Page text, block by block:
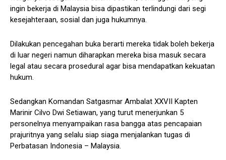
ingin bekerja di Malaysia bisa dipastikan terlindungi dari segi
kesejahteraan, sosial dan juga hukumnya.
Dilakukan pencegahan buka berarti mereka tidak boleh bekerja
di luar negeri namun diharapkan mereka bisa masuk secara
legal atau secara prosedural agar bisa mendapatkan kekuatan
hukum.
Sedangkan Komandan Satgasmar Ambalat XXVII Kapten
Marinir Cilvo Dwi Setiawan, yang turut menerjunkan 5
personelnya menyampaikan rasa bangga atas pencapaian
prajuritnya yang selalu siap siaga menjalankan tugas di
Perbatasan Indonesia – Malaysia.